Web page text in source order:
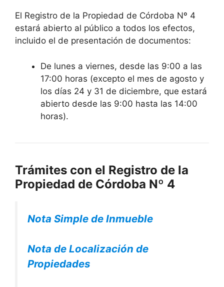
El Registro de la Propiedad de Córdoba Nº 4
estará abierto al público a todos los efectos,
incluido el de presentación de documentos:
De lunes a viernes, desde las 9:00 a las
17:00 horas (excepto el mes de agosto y
los días 24 y 31 de diciembre, que estará
abierto desde las 9:00 hasta las 14:00
horas).
Trámites con el Registro de la
Propiedad de Córdoba Nº 4
Nota Simple de Inmueble
Nota de Localización de
Propiedades